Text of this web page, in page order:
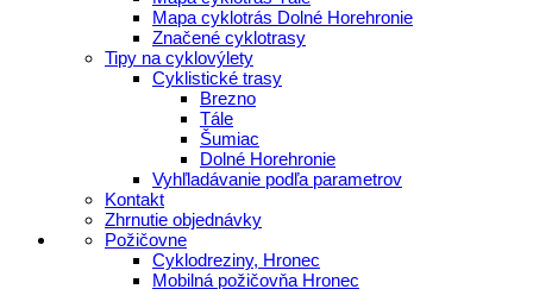
Mapa cyklotrás Dolné Horehronie
Značené cyklotrasy
Tipy na cyklovýlety
Cyklistické trasy
Brezno
Tále
Šumiac
Dolné Horehronie
Vyhľladávanie podľa parametrov
Kontakt
Zhrnutie objednávky
Požičovne
Cyklodreziny, Hronec
Mobilná požičovňa Hronec